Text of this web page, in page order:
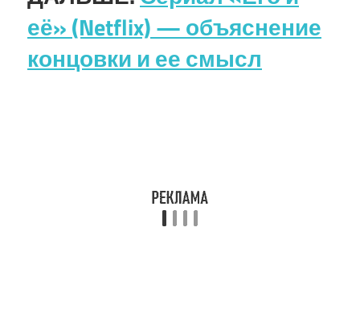
её» (Netflix) — объяснение
концовки и ее смысл